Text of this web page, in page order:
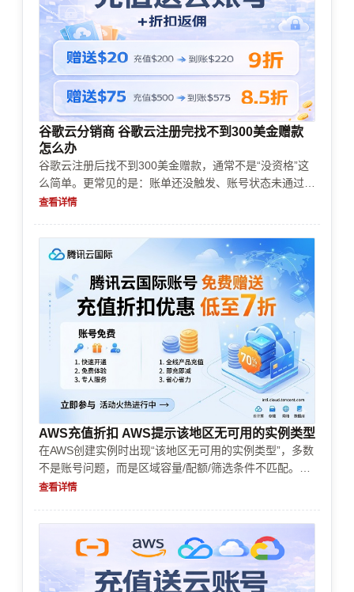
谷歌云分销商 谷歌云注册完找不到300美金赠款
怎么办
谷歌云注册后找不到300美金赠款，通常不是“没资格”这
么简单。更常见的是：账单还没触发、账号状态未通过、
风控限制导致赠款未发放，或赠款只对特定计费账户/国
个人常见处理办法，避免反复提交造成风控升级。
查看详情
AWS充值折扣 AWS提示该地区无可用的实例类型
在AWS创建实例时出现“该地区无可用的实例类型”，多数
不是账号问题，而是区域容量/配额/筛选条件不匹配。本
文结合跨境企业常见流程（实名认证、企业认证、充值续
署并降低反复失败风险。
查看详情